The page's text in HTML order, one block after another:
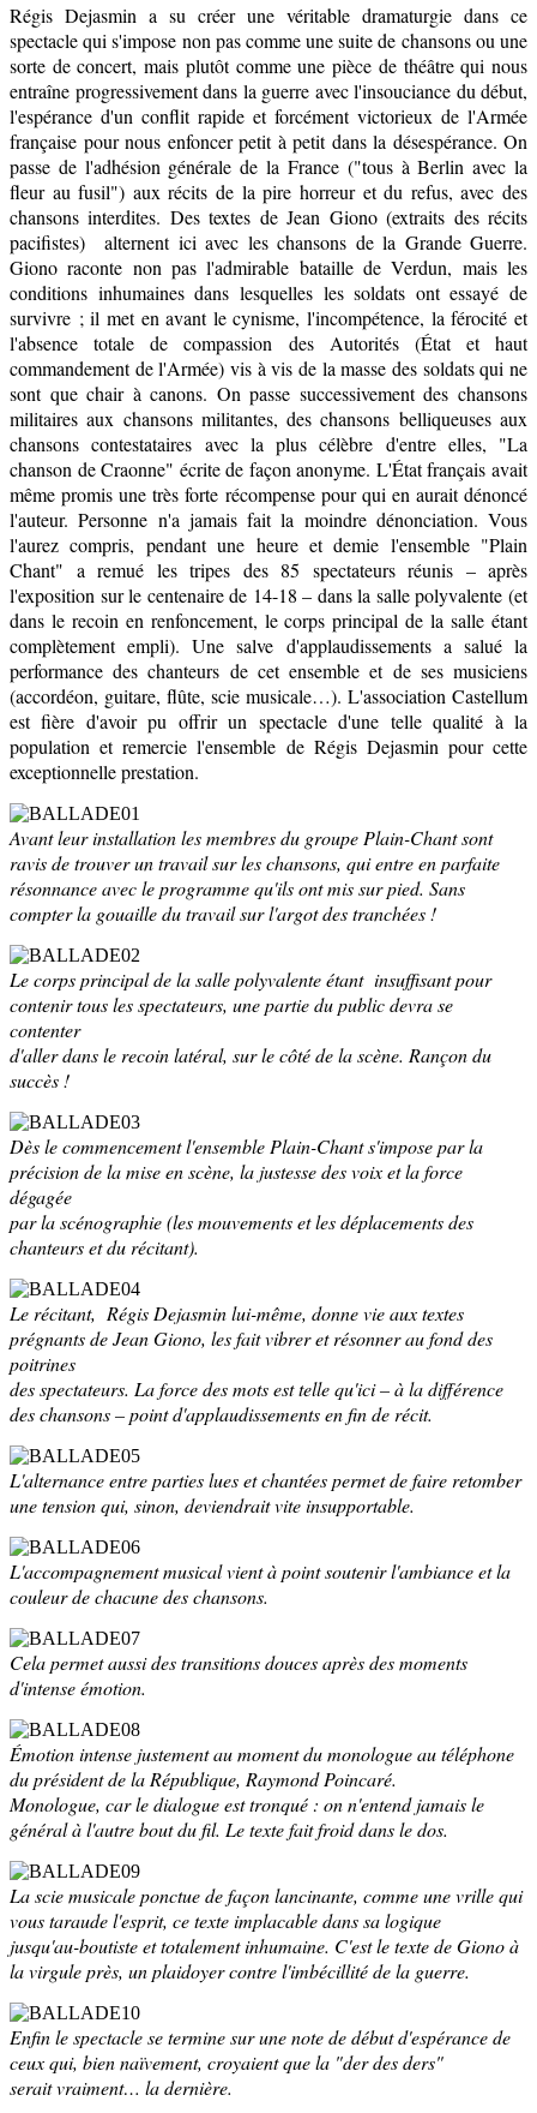
Régis Dejasmin a su créer une véritable dramaturgie dans ce
spectacle qui s'impose non pas comme une suite de chansons ou une
sorte de concert, mais plutôt comme une pièce de théâtre qui nous
entraîne progressivement dans la guerre avec l'insouciance du début,
l'espérance d'un conflit rapide et forcément victorieux de l'Armée
française pour nous enfoncer petit à petit dans la désespérance. On
passe de l'adhésion générale de la France ("tous à Berlin avec la
fleur au fusil") aux récits de la pire horreur et du refus, avec des
chansons interdites. Des textes de Jean Giono (extraits des récits
pacifistes) alternent ici avec les chansons de la Grande Guerre.
Giono raconte non pas l'admirable bataille de Verdun, mais les
conditions inhumaines dans lesquelles les soldats ont essayé de
survivre ; il met en avant le cynisme, l'incompétence, la férocité et
l'absence totale de compassion des Autorités (État et haut
commandement de l'Armée) vis à vis de la masse des soldats qui ne
sont que chair à canons. On passe successivement des chansons
militaires aux chansons militantes, des chansons belliqueuses aux
chansons contestataires avec la plus célèbre d'entre elles, "La
chanson de Craonne" écrite de façon anonyme. L'État français avait
même promis une très forte récompense pour qui en aurait dénoncé
l'auteur. Personne n'a jamais fait la moindre dénonciation. Vous
l'aurez compris, pendant une heure et demie l'ensemble "Plain
Chant" a remué les tripes des 85 spectateurs réunis – après
l'exposition sur le centenaire de 14-18 – dans la salle polyvalente (et
dans le recoin en renfoncement, le corps principal de la salle étant
complètement empli). Une salve d'applaudissements a salué la
performance des chanteurs de cet ensemble et de ses musiciens
(accordéon, guitare, flûte, scie musicale…). L'association Castellum
est fière d'avoir pu offrir un spectacle d'une telle qualité à la
population et remercie l'ensemble de Régis Dejasmin pour cette
exceptionnelle prestation.
Avant leur installation les membres du groupe Plain-Chant sont
ravis de trouver un travail sur les chansons, qui entre en parfaite
résonnance avec le programme qu'ils ont mis sur pied. Sans
compter la gouaille du travail sur l'argot des tranchées !
Le corps principal de la salle polyvalente étant insuffisant pour
contenir tous les spectateurs, une partie du public devra se
contenter
d'aller dans le recoin latéral, sur le côté de la scène. Rançon du
succès !
Dès le commencement l'ensemble Plain-Chant s'impose par la
précision de la mise en scène, la justesse des voix et la force
dégagée
par la scénographie (les mouvements et les déplacements des
chanteurs et du récitant).
Le récitant, Régis Dejasmin lui-même, donne vie aux textes
prégnants de Jean Giono, les fait vibrer et résonner au fond des
poitrines
des spectateurs. La force des mots est telle qu'ici – à la différence
des chansons – point d'applaudissements en fin de récit.
L'alternance entre parties lues et chantées permet de faire retomber
une tension qui, sinon, deviendrait vite insupportable.
L'accompagnement musical vient à point soutenir l'ambiance et la
couleur de chacune des chansons.
Cela permet aussi des transitions douces après des moments
d'intense émotion.
Émotion intense justement au moment du monologue au téléphone
du président de la République, Raymond Poincaré.
Monologue, car le dialogue est tronqué : on n'entend jamais le
général à l'autre bout du fil. Le texte fait froid dans le dos.
La scie musicale ponctue de façon lancinante, comme une vrille qui
vous taraude l'esprit, ce texte implacable dans sa logique
jusqu'au-boutiste et totalement inhumaine. C'est le texte de Giono à
la virgule près, un plaidoyer contre l'imbécillité de la guerre.
Enfin le spectacle se termine sur une note de début d'espérance de
ceux qui, bien naïvement, croyaient que la "der des ders"
serait vraiment… la dernière.